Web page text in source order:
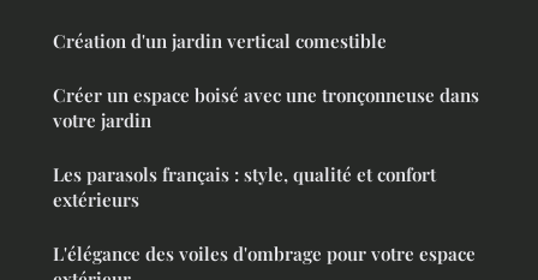
Création d'un jardin vertical comestible
Créer un espace boisé avec une tronçonneuse dans
votre jardin
Les parasols français : style, qualité et confort
extérieurs
L'élégance des voiles d'ombrage pour votre espace